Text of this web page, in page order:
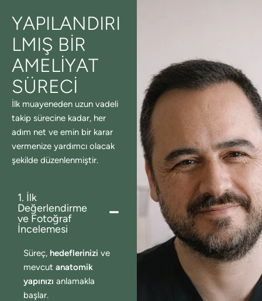
YAPILANDIRI
LMIŞ BIR
AMELIYAT
SÜRECI
İlk muayeneden uzun vadeli
takip sürecine kadar, her
adım net ve emin bir karar
vermenize yardımcı olacak
şekilde düzenlenmiştir.
1. İlk
Değerlendirme
ve Fotoğraf
İncelemesi
Süreç, hedeflerinizi ve
mevcut anatomik
yapınızı anlamakla
başlar.